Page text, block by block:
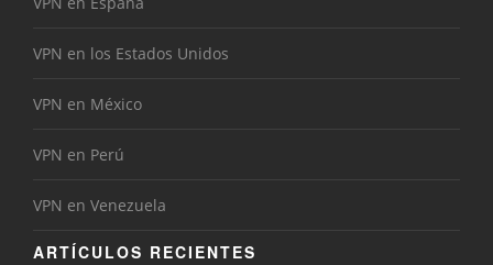
VPN en los Estados Unidos
VPN en México
VPN en Perú
VPN en Venezuela
ARTÍCULOS RECIENTES